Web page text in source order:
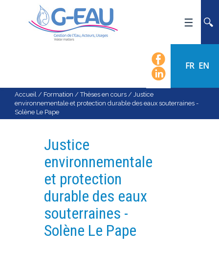
FR EN
ACTUALITÉS
AGENDA
CALENDRIER DES ÉVÈNEMENTS
ORGANIGRAMME
RECHERCHE
PLATEFORMES EXPÉRIMENTALES
Accueil / Formation /Thèses en cours / Justice
environnementale et protection durable des eaux souterraines -
Solène Le Pape
Justice
environnementale
et protection
durable des eaux
souterraines -
Solène Le Pape